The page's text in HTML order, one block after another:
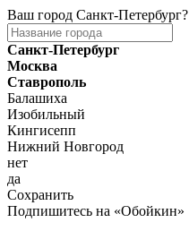
Ваш город Санкт-Петербург?
Санкт-Петербург
Москва
Ставрополь
Балашиха
Изобильный
Кингисепп
Нижний Новгород
нет
да
Сохранить
Подпишитесь на «Обойкин»